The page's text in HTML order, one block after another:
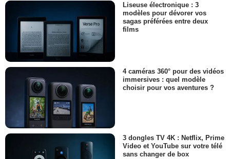
Liseuse électronique : 3
modèles pour dévorer vos
sagas préférées entre deux
films
4 caméras 360° pour des vidéos
immersives : quel modèle
choisir pour vos aventures ?
3 dongles TV 4K : Netflix, Prime
Video et YouTube sur votre télé
sans changer de box